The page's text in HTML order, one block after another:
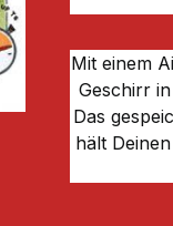
Mit einem
Geschirr
Das
hält